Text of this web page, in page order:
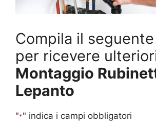
Compila il
per ricevere
Montaggio
Lepanto
"*" indica i campi obbligatori